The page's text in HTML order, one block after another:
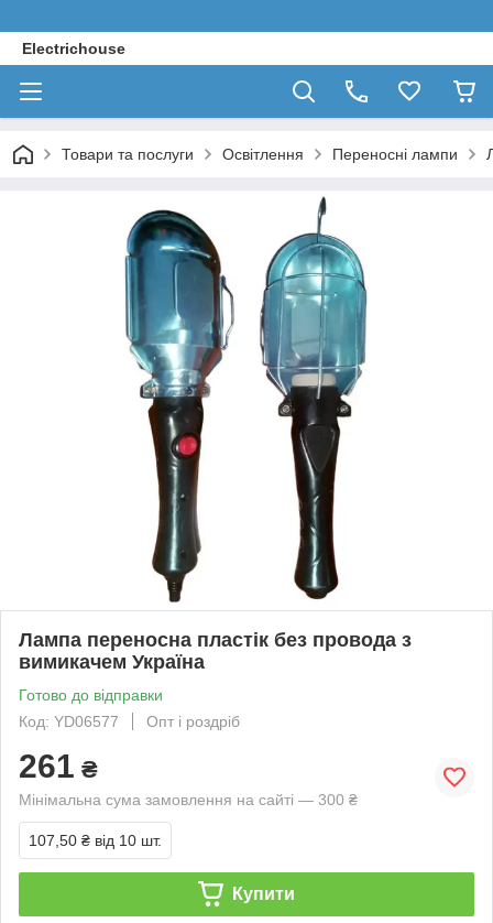
Electrichouse
Товари та послуги Освітлення Переносні лампи
Лампа переносна пластік без провода з
вимикачем Україна
Готово до відправки
Код: YD06577
Опт і роздріб
261 ₴
Мінімальна сума замовлення на сайті — 300 ₴
107,50 ₴ від 10 шт.
Купити